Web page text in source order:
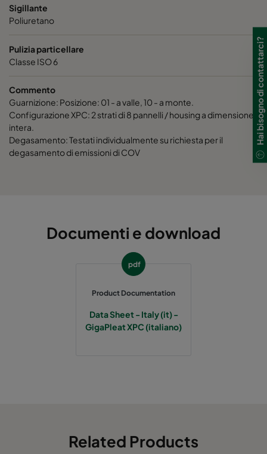
Sigillante
Poliuretano
Pulizia particellare
Classe ISO 6
Commento
Guarnizione: Posizione: 01 - a valle, 10 - a monte.
Configurazione XPC: 2 strati di 8 pannelli / housing a dimensione
intera.
Degasamento: Testati individualmente su richiesta per il
degasamento di emissioni di COV
Documenti e download
pdf
Product Documentation
Data Sheet - Italy (it) -
GigaPleat XPC (italiano)
Related Products
Hai bisogno di contattarci?